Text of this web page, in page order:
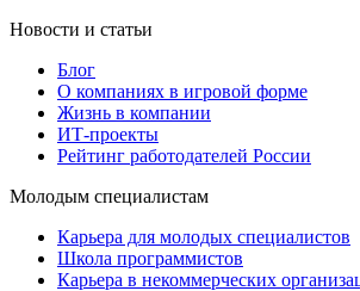
Новости и статьи
Блог
О компаниях в игровой форме
Жизнь в компании
ИТ-проекты
Рейтинг работодателей России
Молодым специалистам
Карьера для молодых специалистов
Школа программистов
Карьера в некоммерческих